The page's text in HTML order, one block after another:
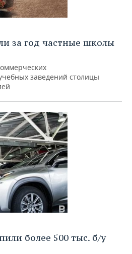
за год частные школы
заведений столицы
более 500 тыс. б/у